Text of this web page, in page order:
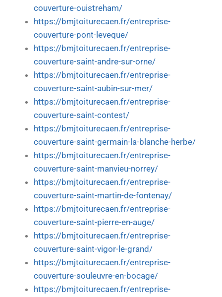
couverture-ouistreham/
https://bmjtoiturecaen.fr/entreprise-
couverture-pont-leveque/
https://bmjtoiturecaen.fr/entreprise-
couverture-saint-andre-sur-orne/
https://bmjtoiturecaen.fr/entreprise-
couverture-saint-aubin-sur-mer/
https://bmjtoiturecaen.fr/entreprise-
couverture-saint-contest/
https://bmjtoiturecaen.fr/entreprise-
couverture-saint-germain-la-blanche-herbe/
https://bmjtoiturecaen.fr/entreprise-
couverture-saint-manvieu-norrey/
https://bmjtoiturecaen.fr/entreprise-
couverture-saint-martin-de-fontenay/
https://bmjtoiturecaen.fr/entreprise-
couverture-saint-pierre-en-auge/
https://bmjtoiturecaen.fr/entreprise-
couverture-saint-vigor-le-grand/
https://bmjtoiturecaen.fr/entreprise-
couverture-souleuvre-en-bocage/
https://bmjtoiturecaen.fr/entreprise-